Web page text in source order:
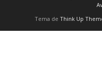
Tema de Think Up